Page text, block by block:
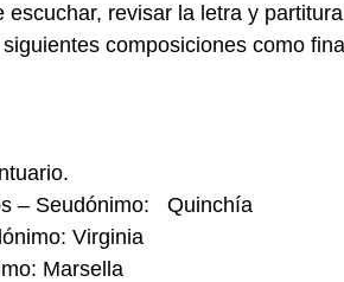
escuchar, revisar la letra y
composiciones como
– Seudónimo:   Quinchía
Virginia
Marsella